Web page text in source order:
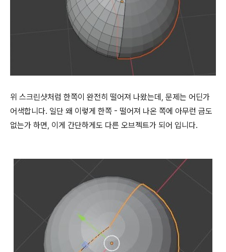
위 스크린샷처럼 한쪽이 완전히 떨어져 나왔는데, 문제는 어딘가
어색합니다. 일단 왜 이렇게 한쪽 - 떨어져 나온 쪽에 아무런 금도
없는가 하면, 이게 간단하게도 다른 오브젝트가 되어 입니다.